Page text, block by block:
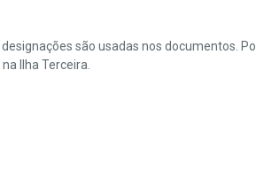
são usadas nos documentos.
Ilha Terceira.